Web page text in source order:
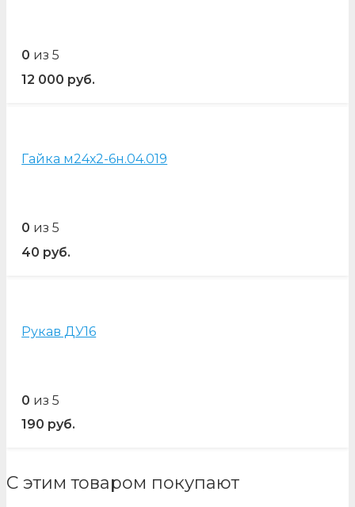
0 из 5
12 000 руб.
Гайка м24х2-6н.04.019
0 из 5
40 руб.
Рукав ДУ16
0 из 5
190 руб.
С этим товаром покупают